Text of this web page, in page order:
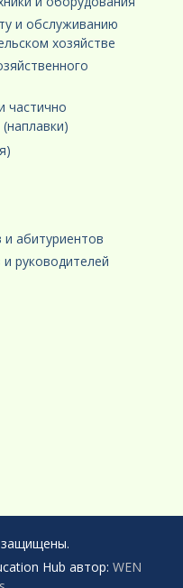
и обслуживанию
хозяйстве
частично
абитуриентов
руководителей
защищены.
Hub автор: WEN